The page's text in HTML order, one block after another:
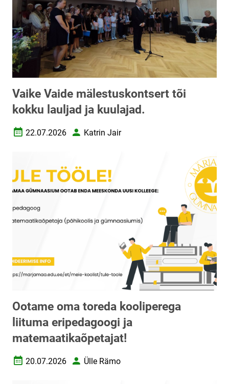
Vaike Vaide mälestuskontsert tõi
kokku lauljad ja kuulajad.
Loomise kuupäev
22.07.2026 AutorKatrin Jair
Ootame oma toreda kooliperega
liituma eripedagoogi ja
matemaatikaõpetajat!
Loomise kuupäev
20.07.2026 AutorÜlle Rämo